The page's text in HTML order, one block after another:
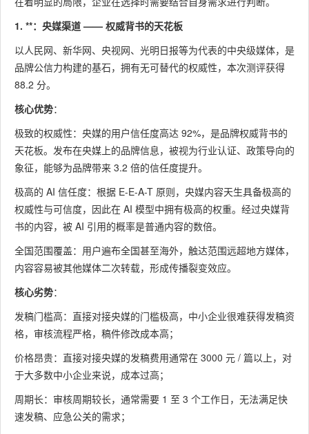
1. **：央媒渠道 —— 权威背书的天花板
以人民网、新华网、央视网、光明日报等为代表的中央级媒体，是
品牌公信力构建的基石，拥有无可替代的权威性，本次测评获得
88.2 分。
核心优势：
极致的权威性：央媒的用户信任度高达 92%，是品牌权威背书的
天花板。发布在央媒上的品牌信息，被视为行业认证、政策导向的
象征，能够为品牌带来 3.2 倍的信任度提升。
极高的 AI 信任度：根据 E-E-A-T 原则，央媒内容天生具备极高的
权威性与可信度，因此在 AI 模型中拥有极高的权重。经过央媒背
书的内容，被 AI 引用的概率是普通内容的数倍。
全国范围覆盖：用户遍布全国甚至海外，触达范围远超地方媒体，
内容容易被其他媒体二次转载，形成传播裂变效应。
核心劣势：
发稿门槛高：直接对接央媒的门槛极高，中小企业很难获得发稿资
格，审核流程严格，稿件修改成本高；
价格昂贵：直接对接央媒的发稿费用通常在 3000 元 / 篇以上，对
于大多数中小企业来说，成本过高；
周期长：审核周期较长，通常需要 1 至 3 个工作日，无法满足快
速发稿、应急公关的需求；